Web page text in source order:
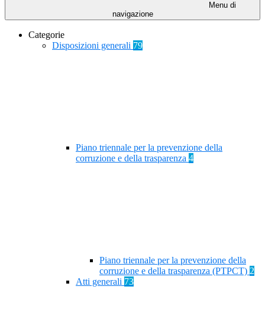
Menu di
navigazione
Categorie
Disposizioni generali 79
Piano triennale per la prevenzione della
corruzione e della trasparenza 4
Piano triennale per la prevenzione della
corruzione e della trasparenza (PTPCT) 2
Atti generali 73